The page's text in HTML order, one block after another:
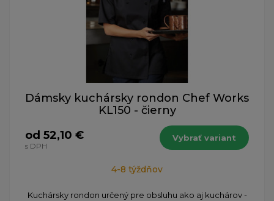
Dámsky kuchársky rondon Chef Works
KL150 - čierny
od 52,10 €
s DPH
Vybrať variant
4-8 týždňov
Kuchársky rondon určený pre obsluhu ako aj kuchárov -